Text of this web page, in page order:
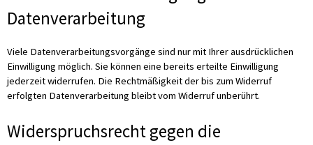
Datenverarbeitung
Viele Datenverarbeitungsvorgänge sind nur mit Ihrer ausdrücklichen
Einwilligung möglich. Sie können eine bereits erteilte Einwilligung
jederzeit widerrufen. Die Rechtmäßigkeit der bis zum Widerruf
erfolgten Datenverarbeitung bleibt vom Widerruf unberührt.
Widerspruchsrecht gegen die